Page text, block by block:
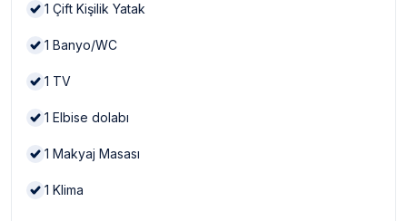
1 Çift Kişilik Yatak
1 Banyo/WC
1 TV
1 Elbise dolabı
1 Makyaj Masası
1 Klima